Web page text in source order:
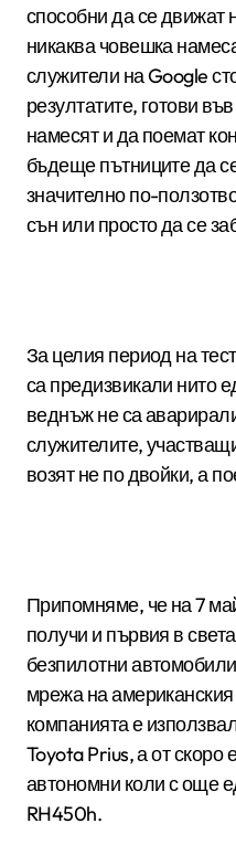
способни да се движат
никаква човешка
служители на Google
резултатите, готови
намесят и да поемат
бъдеще пътниците да
значително по-
сън или просто да се
За целия период на
са предизвикали нито
веднъж не са
служителите,
возят не по двойки, а
Припомняме, че на 7
получи и първия в
безпилотни
мрежа на
компанията е
Toyota Prius, а от скоро
автономни коли с още
RH450h.